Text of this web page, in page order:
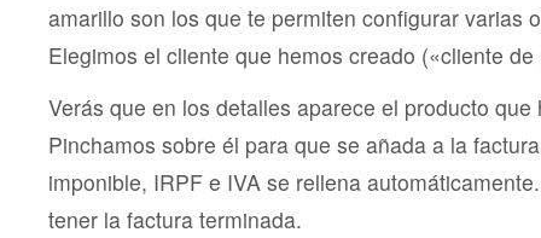
amarillo son los que te permiten configurar varias
Elegimos el cliente que hemos creado («cliente
Verás que en los detalles aparece el producto que
Pinchamos sobre él para que se añada a la
imponible, IRPF e IVA se rellena
tener la factura terminada.